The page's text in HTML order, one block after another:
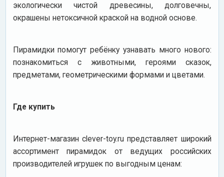
экологически чистой древесины, долговечны,
окрашены нетоксичной краской на водной основе.
Пирамидки помогут ребёнку узнавать много нового:
познакомиться с животными, героями сказок,
предметами, геометрическими формами и цветами.
Где купить
Интернет-магазин clever-toy.ru представляет широкий
ассортимент пирамидок от ведущих российских
производителей игрушек по выгодным ценам: